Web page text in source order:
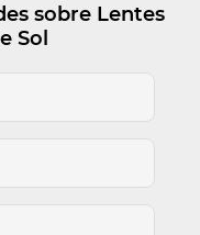
sobre Lentes
Sol